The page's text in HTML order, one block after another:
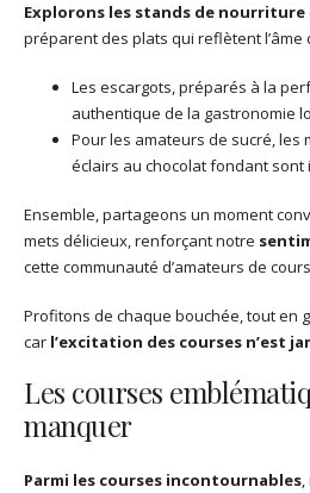
Explorons les stands de nourriture
préparent des plats qui reflètent l’âme
Les escargots, préparés à la
authentique de la gastronomie
Pour les amateurs de sucré, les
éclairs au chocolat fondant sont
Ensemble, partageons un moment
mets délicieux, renforçant notre
cette communauté d’amateurs de
Profitons de chaque bouchée, tout en
car l’excitation des courses n’est
Les courses
manquer
Parmi les courses incontournables